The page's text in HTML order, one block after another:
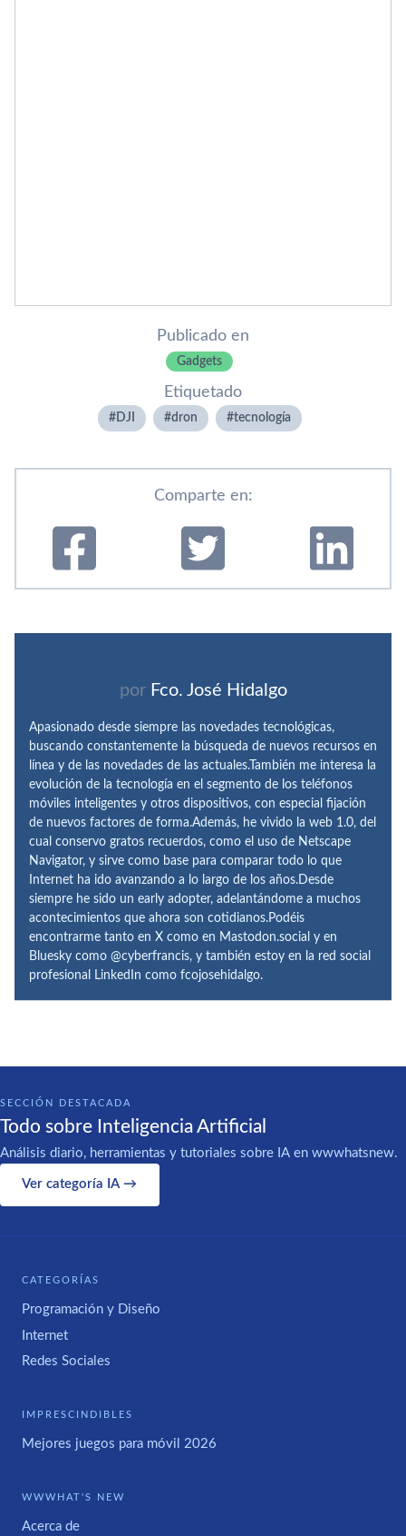
Publicado en
Gadgets
Etiquetado
DJI dron tecnologí­a
Comparte en:
por Fco. José Hidalgo
Apasionado desde siempre las novedades tecnológicas,
buscando constantemente la búsqueda de nuevos recursos en
línea y de las novedades de las actuales.También me interesa la
evolución de la tecnología en el segmento de los teléfonos
móviles inteligentes y otros dispositivos, con especial fijación
de nuevos factores de forma.Además, he vivido la web 1.0, del
cual conservo gratos recuerdos, como el uso de Netscape
Navigator, y sirve como base para comparar todo lo que
Internet ha ido avanzando a lo largo de los años.Desde
siempre he sido un early adopter, adelantándome a muchos
acontecimientos que ahora son cotidianos.Podéis
encontrarme tanto en X como en Mastodon.social y en
Bluesky como @cyberfrancis, y también estoy en la red social
profesional LinkedIn como fcojosehidalgo.
SECCIÓN DESTACADA
Todo sobre Inteligencia Artificial
Análisis diario, herramientas y tutoriales sobre IA en wwwhatsnew.
Ver categoría IA →
CATEGORÍAS
Programación y Diseño
Internet
Redes Sociales
IMPRESCINDIBLES
Mejores juegos para móvil 2026
WWWHAT'S NEW
Acerca de